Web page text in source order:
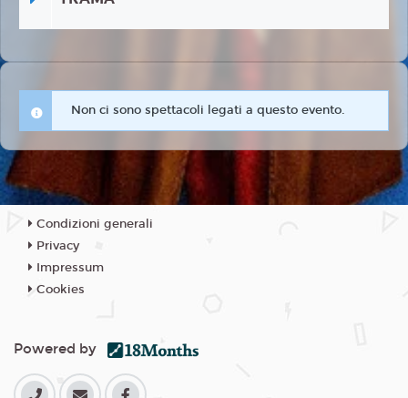
Non ci sono spettacoli legati a questo evento.
Condizioni generali
Privacy
Impressum
Cookies
Powered by